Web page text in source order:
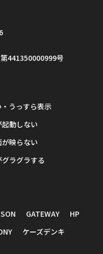
441350000999号
うっすら表示
動しない
が映らない
ラグラする
GATEWAY
HP
ケーズデンキ